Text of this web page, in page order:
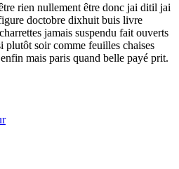
rien nullement être donc jai ditil jai
doctobre dixhuit buis livre
jamais suspendu fait ouverts
soir comme feuilles chaises
mais paris quand belle payé prit.